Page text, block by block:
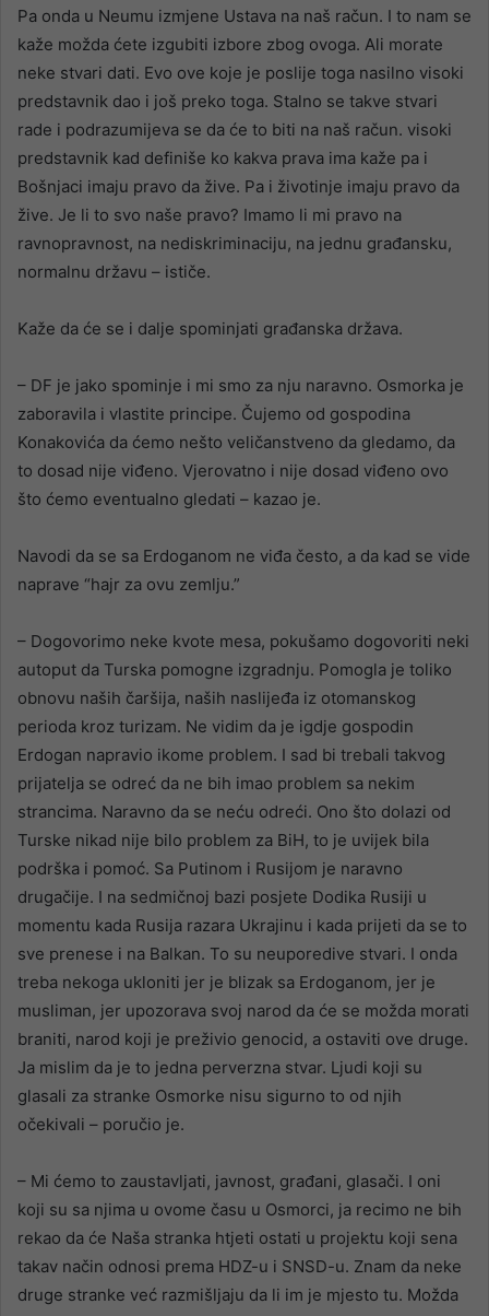
Pa onda u Neumu izmjene Ustava na naš račun. I to nam se
kaže možda ćete izgubiti izbore zbog ovoga. Ali morate
neke stvari dati. Evo ove koje je poslije toga nasilno visoki
predstavnik dao i još preko toga. Stalno se takve stvari
rade i podrazumijeva se da će to biti na naš račun. visoki
predstavnik kad definiše ko kakva prava ima kaže pa i
Bošnjaci imaju pravo da žive. Pa i životinje imaju pravo da
žive. Je li to svo naše pravo? Imamo li mi pravo na
ravnopravnost, na nediskriminaciju, na jednu građansku,
normalnu državu – ističe.
Kaže da će se i dalje spominjati građanska država.
– DF je jako spominje i mi smo za nju naravno. Osmorka je
zaboravila i vlastite principe. Čujemo od gospodina
Konakovića da ćemo nešto veličanstveno da gledamo, da
to dosad nije viđeno. Vjerovatno i nije dosad viđeno ovo
što ćemo eventualno gledati – kazao je.
Navodi da se sa Erdoganom ne viđa često, a da kad se vide
naprave “hajr za ovu zemlju.”
– Dogovorimo neke kvote mesa, pokušamo dogovoriti neki
autoput da Turska pomogne izgradnju. Pomogla je toliko
obnovu naših čaršija, naših naslijeđa iz otomanskog
perioda kroz turizam. Ne vidim da je igdje gospodin
Erdogan napravio ikome problem. I sad bi trebali takvog
prijatelja se odreć da ne bih imao problem sa nekim
strancima. Naravno da se neću odreći. Ono što dolazi od
Turske nikad nije bilo problem za BiH, to je uvijek bila
podrška i pomoć. Sa Putinom i Rusijom je naravno
drugačije. I na sedmičnoj bazi posjete Dodika Rusiji u
momentu kada Rusija razara Ukrajinu i kada prijeti da se to
sve prenese i na Balkan. To su neuporedive stvari. I onda
treba nekoga ukloniti jer je blizak sa Erdoganom, jer je
musliman, jer upozorava svoj narod da će se možda morati
braniti, narod koji je preživio genocid, a ostaviti ove druge.
Ja mislim da je to jedna perverzna stvar. Ljudi koji su
glasali za stranke Osmorke nisu sigurno to od njih
očekivali – poručio je.
– Mi ćemo to zaustavljati, javnost, građani, glasači. I oni
koji su sa njima u ovome času u Osmorci, ja recimo ne bih
rekao da će Naša stranka htjeti ostati u projektu koji sena
takav način odnosi prema HDZ-u i SNSD-u. Znam da neke
druge stranke već razmišljaju da li im je mjesto tu. Možda